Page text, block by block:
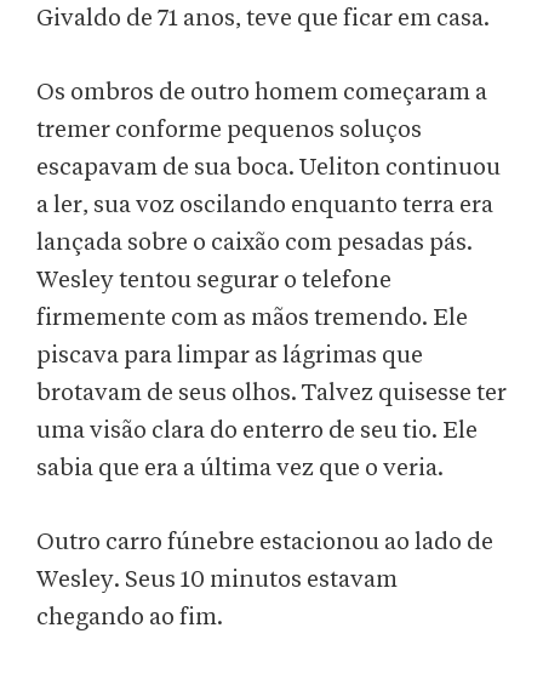
Givaldo de 71 anos, teve que ficar em casa.
Os ombros de outro homem começaram a
tremer conforme pequenos soluços
escapavam de sua boca. Ueliton continuou
a ler, sua voz oscilando enquanto terra era
lançada sobre o caixão com pesadas pás.
Wesley tentou segurar o telefone
firmemente com as mãos tremendo. Ele
piscava para limpar as lágrimas que
brotavam de seus olhos. Talvez quisesse ter
uma visão clara do enterro de seu tio. Ele
sabia que era a última vez que o veria.
Outro carro fúnebre estacionou ao lado de
Wesley. Seus 10 minutos estavam
chegando ao fim.